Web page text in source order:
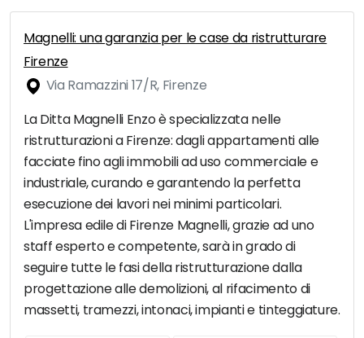
Magnelli: una garanzia per le case da ristrutturare
Firenze
Via Ramazzini 17/R, Firenze
La Ditta Magnelli Enzo è specializzata nelle
ristrutturazioni a Firenze: dagli appartamenti alle
facciate fino agli immobili ad uso commerciale e
industriale, curando e garantendo la perfetta
esecuzione dei lavori nei minimi particolari.
L'impresa edile di Firenze Magnelli, grazie ad uno
staff esperto e competente, sarà in grado di
seguire tutte le fasi della ristrutturazione dalla
progettazione alle demolizioni, al rifacimento di
massetti, tramezzi, intonaci, impianti e tinteggiature.